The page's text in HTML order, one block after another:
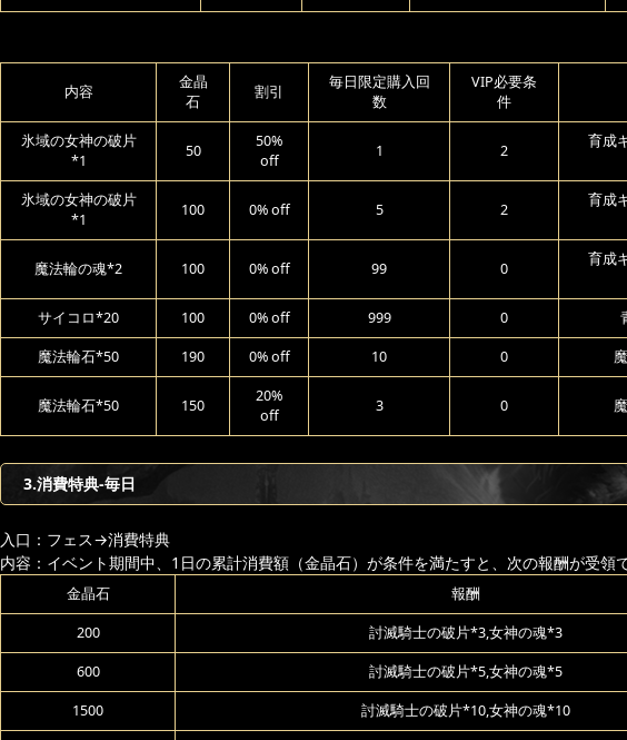
内容
金晶
石
割引
毎日限定購入回
数
VIP必要条
件
氷域の女神の破片
*1
50
50%
off
1 2
育成
氷域の女神の破片
*1
100 0% off 5 2
育成
魔法輪の魂*2 100 0% off 99 0
育成
サイコロ*20 100 0% off 999 0
魔法輪石*50 190 0% off 10 0
魔法輪石*50 150
20%
off
3 0
3.消費特典-毎日
入口：フェス→消費特典
内容：イベント期間中、1日の累計消費額（金晶石）が条件を満たすと、次の報酬が受領
金晶石 報酬
200 討滅騎士の破片*3,女神の魂*3
600 討滅騎士の破片*5,女神の魂*5
1500 討滅騎士の破片*10,女神の魂*10